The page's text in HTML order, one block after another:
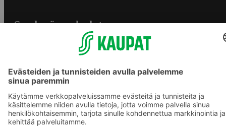
S-ryhmän palvelut
Yhteishyvä Ruoka -sovellus
S-ostoslista -sovellus
Prisma.fi
Sokos.fi
S-Pankki